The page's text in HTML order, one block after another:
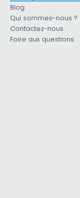
Blog
Qui sommes-nous ?
Contactez-nous
Foire aux questions